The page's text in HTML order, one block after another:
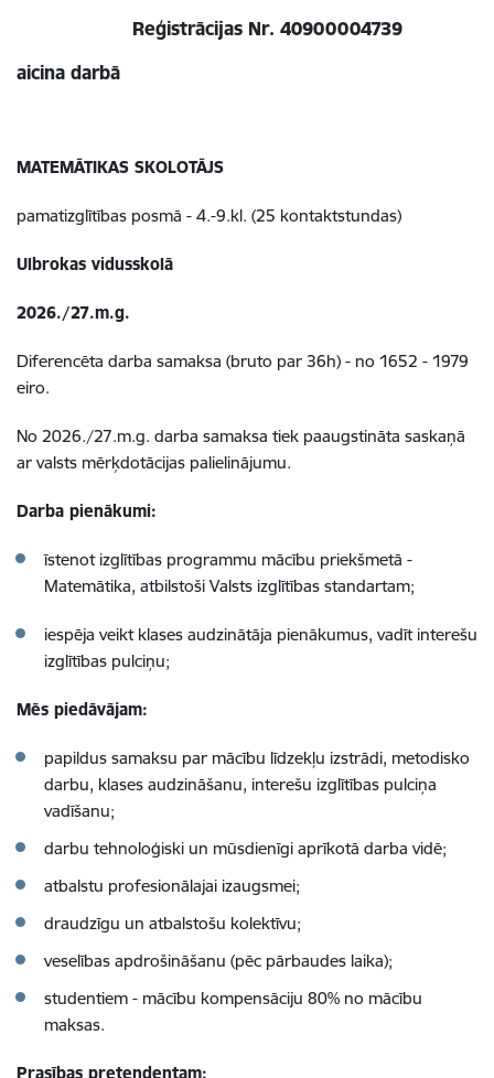
Reģistrācijas Nr. 40900004739
aicina darbā
MATEMĀTIKAS SKOLOTĀJS
pamatizglītības posmā - 4.-9.kl. (25 kontaktstundas)
Ulbrokas vidusskolā
2026./27.m.g.
Diferencēta darba samaksa (bruto par 36h) - no 1652 - 1979
eiro.
No 2026./27.m.g. darba samaksa tiek paaugstināta saskaņā
ar valsts mērķdotācijas palielinājumu.
Darba pienākumi:
​īstenot izglītības programmu mācību priekšmetā -
Matemātika, atbilstoši Valsts izglītības standartam;
iespēja veikt klases audzinātāja pienākumus, vadīt interešu
izglītības pulciņu;
Mēs piedāvājam:
​papildus samaksu par mācību līdzekļu izstrādi, metodisko
darbu, klases audzināšanu, interešu izglītības pulciņa
vadīšanu;
darbu tehnoloģiski un mūsdienīgi aprīkotā darba vidē;
atbalstu profesionālajai izaugsmei;
draudzīgu un atbalstošu kolektīvu;
veselības apdrošināšanu (pēc pārbaudes laika);
studentiem - mācību kompensāciju 80% no mācību
maksas.
Prasības pretendentam: